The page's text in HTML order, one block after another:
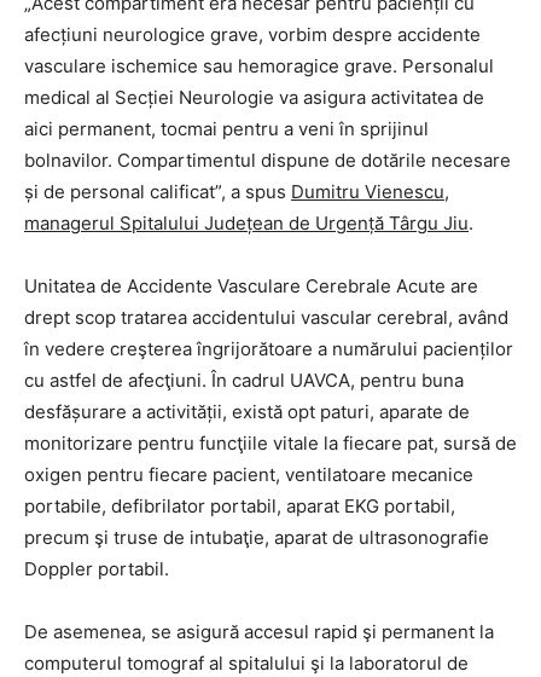
afecțiuni neurologice grave, vorbim despre accidente
vasculare ischemice sau hemoragice grave. Personalul
medical al Secției Neurologie va asigura activitatea de
aici permanent, tocmai pentru a veni în sprijinul
bolnavilor. Compartimentul dispune de dotările necesare
și de personal calificat”, a spus Dumitru Vienescu,
managerul Spitalului Județean de Urgență Târgu Jiu.
Unitatea de Accidente Vasculare Cerebrale Acute are
drept scop tratarea accidentului vascular cerebral, având
în vedere creşterea îngrijorătoare a numărului pacienților
cu astfel de afecţiuni. În cadrul UAVCA, pentru buna
desfășurare a activității, există opt paturi, aparate de
monitorizare pentru funcţiile vitale la fiecare pat, sursă de
oxigen pentru fiecare pacient, ventilatoare mecanice
portabile, defibrilator portabil, aparat EKG portabil,
precum şi truse de intubaţie, aparat de ultrasonografie
Doppler portabil.
De asemenea, se asigură accesul rapid şi permanent la
computerul tomograf al spitalului şi la laboratorul de